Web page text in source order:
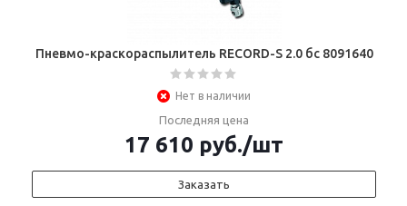
Пневмо-краскораспылитель RECORD-S 2.0 бс 8091640
Нет в наличии
Последняя цена
17 610 руб./шт
Заказать